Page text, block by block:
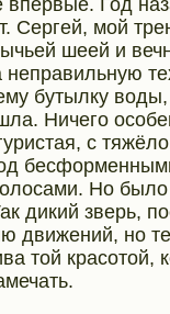
Сергей, мой
шеей и
бутылку
Ничего
с
Но было
дикий зверь,
движений, но
той красотой,